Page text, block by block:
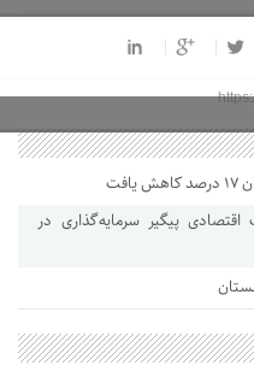
زنجانی با ۱۱ هلدینگ اقتصادی پیگیر سرمایه‌گذاری در